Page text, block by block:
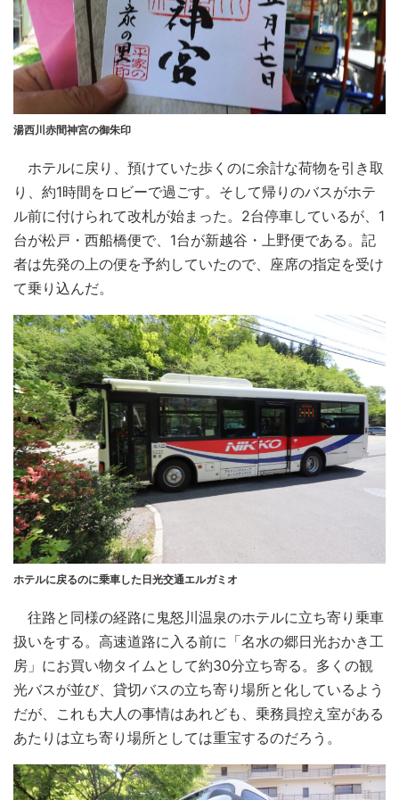
湯西川赤間神宮の御朱印
ホテルに戻り、預けていた歩くのに余計な荷物を引き取
り、約1時間をロビーで過ごす。そして帰りのバスがホテ
ル前に付けられて改札が始まった。2台停車しているが、1
台が松戸・西船橋便で、1台が新越谷・上野便である。記
者は先発の上の便を予約していたので、座席の指定を受け
て乗り込んだ。
ホテルに戻るのに乗車した日光交通エルガミオ
往路と同様の経路に鬼怒川温泉のホテルに立ち寄り乗車
扱いをする。高速道路に入る前に「名水の郷日光おかき工
房」にお買い物タイムとして約30分立ち寄る。多くの観
光バスが並び、貸切バスの立ち寄り場所と化しているよう
だが、これも大人の事情はあれども、乗務員控え室がある
あたりは立ち寄り場所としては重宝するのだろう。